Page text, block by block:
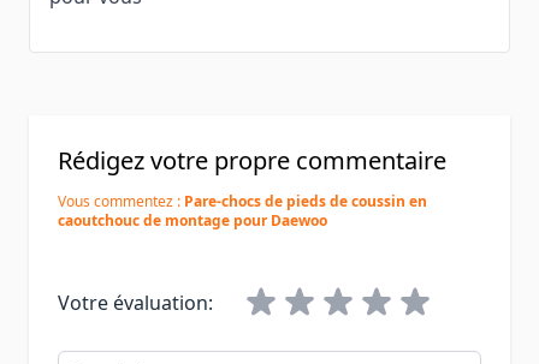
Rédigez votre propre commentaire
Vous commentez : Pare-chocs de pieds de coussin en
caoutchouc de montage pour Daewoo
Votre évaluation: